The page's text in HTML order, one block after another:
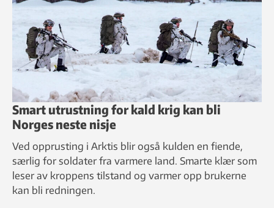
Smart utrustning for kald krig kan bli
Norges neste nisje
Ved opprusting i Arktis blir også kulden en fiende,
særlig for soldater fra varmere land. Smarte klær som
leser av kroppens tilstand og varmer opp brukerne
kan bli redningen.